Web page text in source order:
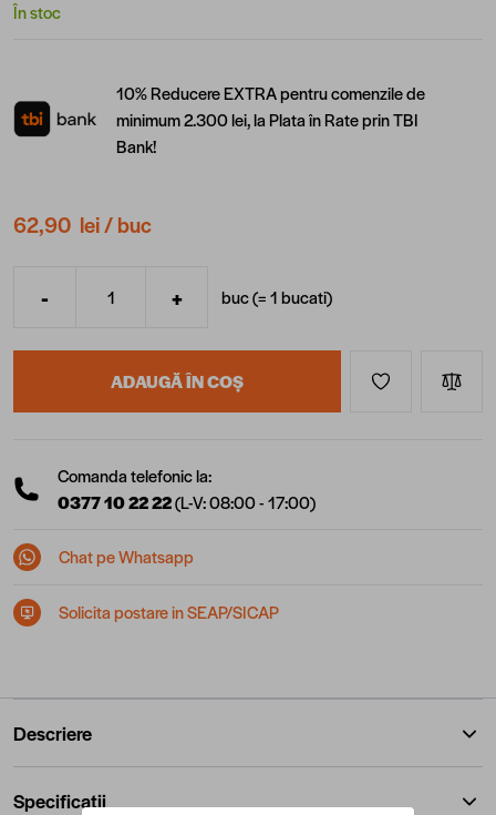
În stoc
10% Reducere EXTRA pentru comenzile de
minimum 2.300 lei, la Plata în Rate prin TBI
Bank!
62,90 lei/ buc
Cantitate
- + buc (=1bucati)
ADAUGĂ ÎN COȘ
Comanda telefonic la:
0377 10 22 22(L-V: 08:00 - 17:00)
Chat pe Whatsapp
Solicita postare in SEAP/SICAP
Descriere
Specificatii